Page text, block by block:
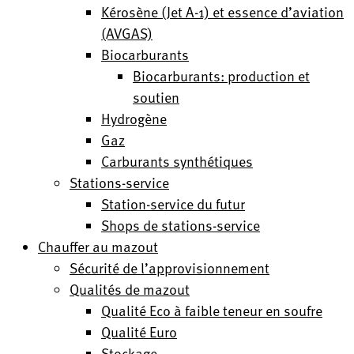
Kérosène (Jet A-1) et essence d’aviation
(AVGAS)
Biocarburants
Biocarburants: production et
soutien
Hydrogène
Gaz
Carburants synthétiques
Stations-service
Station-service du futur
Shops de stations-service
Chauffer au mazout
Sécurité de l’approvisionnement
Qualités de mazout
Qualité Eco à faible teneur en soufre
Qualité Euro